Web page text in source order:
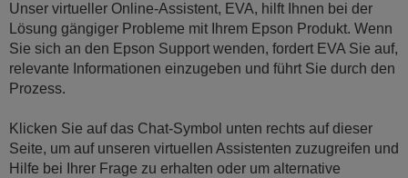
Unser virtueller Online-Assistent, EVA, hilft Ihnen bei der
Lösung gängiger Probleme mit Ihrem Epson Produkt. Wenn
Sie sich an den Epson Support wenden, fordert EVA Sie auf,
relevante Informationen einzugeben und führt Sie durch den
Prozess.
Klicken Sie auf das Chat-Symbol unten rechts auf dieser
Seite, um auf unseren virtuellen Assistenten zuzugreifen und
Hilfe bei Ihrer Frage zu erhalten oder um alternative